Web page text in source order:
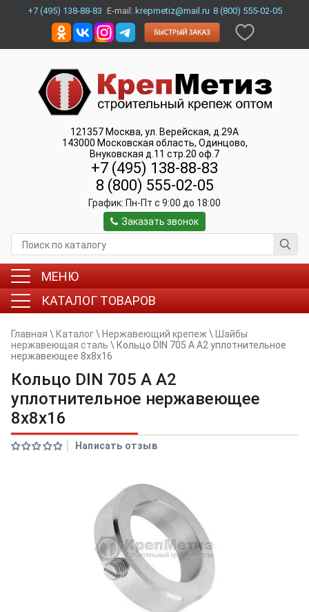
+7 (495) 138-88-83 E-mail: krepmetiz@mail.ru 8 (800) 555-02-05
121357 Москва, ул. Верейская, д.29А
143000 Московская область, Одинцово,
Внуковская д.11 стр.20 оф.7
+7 (495) 138-88-83
8 (800) 555-02-05
График: Пн-Пт c 9:00 до 18:00
Заказать звонок
МЕНЮ
КАТАЛОГ ТОВАРОВ
Главная \ Каталог\ Нержавеющий крепеж \
Шайбы
нержавеющая сталь \ Кольцо DIN 705 A А2 уплотнительное
нержавеющее 8x8x16
Кольцо DIN 705 A А2
уплотнительное нержавеющее
8x8x16
Написать отзыв